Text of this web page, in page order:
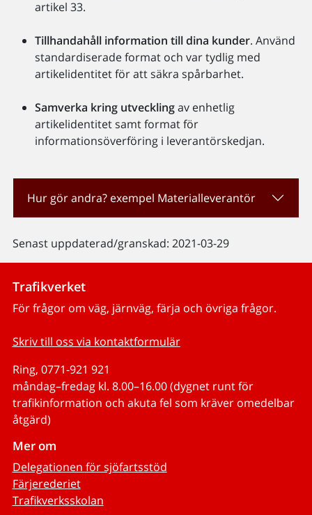
artikel 33.
Tillhandahåll information till dina kunder. Använd
standardiserade format och var tydlig med
artikelidentitet för att säkra spårbarhet.
Samverka kring utvecklingav enhetlig
artikelidentitet samt format för
informationsöverföring i leverantörskedjan.
Hur gör andra? exempel Materialleverantör
Senast uppdaterad/granskad: 2021-03-29
Trafikverket
För frågor om väg, järnväg, färja och övriga frågor.
Skriv till oss via kontaktformulär
Ring, 0771-921 921
måndag–fredag kl. 8.00–16.00 (dygnet runt för
trafikinformation och akuta fel som kräver omedelbar
åtgärd)
Mer om
Delegationen för sjöfartsstöd
Färjerederiet
Trafikverksskolan